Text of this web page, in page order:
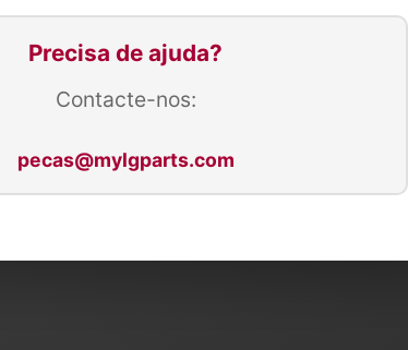
Precisa de ajuda?
Contacte-nos:
pecas@mylgparts.com